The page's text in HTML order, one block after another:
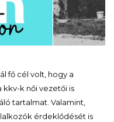
fő cél volt, hogy a
kkv-k női vezetői is
tartalmat. Valamint,
érdeklődését is